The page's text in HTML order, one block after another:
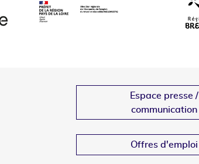
Espace presse /
communication
Offres d'emploi